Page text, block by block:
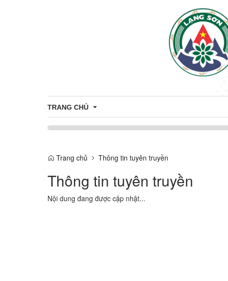
TRANG CHỦ
LÃNH ĐẠO UBND
Trang chủ Thông tin tuyên truyền
Thông tin tuyên truyền
Nội dung đang được cập nhật...